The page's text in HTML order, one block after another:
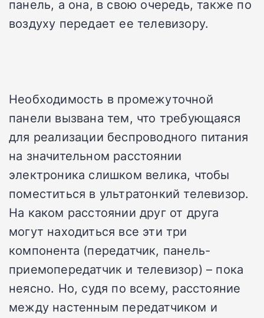
панель, а она, в свою очередь, также по
воздуху передает ее телевизору.
Необходимость в промежуточной
панели вызвана тем, что требующаяся
для реализации беспроводного питания
на значительном расстоянии
электроника слишком велика, чтобы
поместиться в ультратонкий телевизор.
На каком расстоянии друг от друга
могут находиться все эти три
компонента (передатчик, панель-
приемопередатчик и телевизор) – пока
неясно. Но, судя по всему, расстояние
между настенным передатчиком и